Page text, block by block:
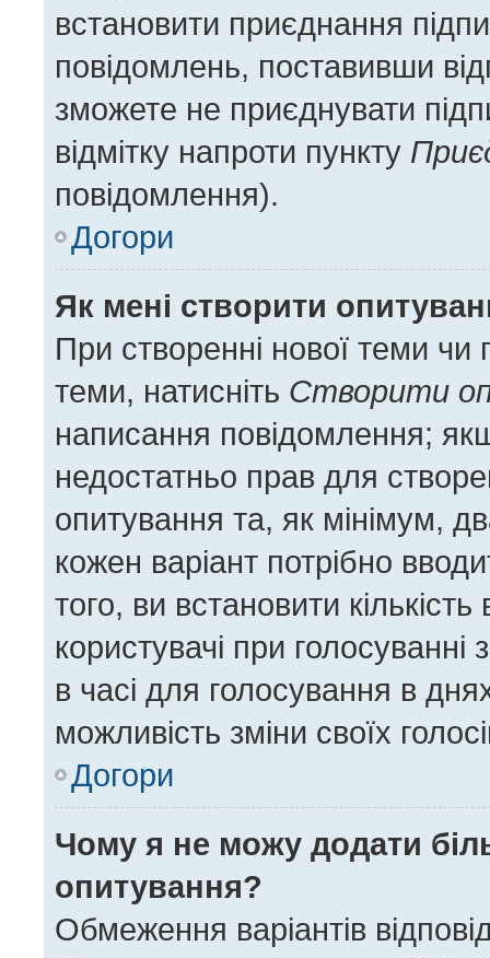
встановити приєднання
повідомлень, поставивши
зможете не приєднувати
відмітку напроти пункту
повідомлення).
Догори
Як мені створити
При створенні нової теми
теми, натисніть Створити
написання повідомлення;
недостатньо прав для
опитування та, як мінімум,
кожен варіант потрібно
того, ви встановити кількість
користувачі при
в часі для голосування в
можливість зміни своїх
Догори
Чому я не можу додати
опитування?
Обмеження варіантів